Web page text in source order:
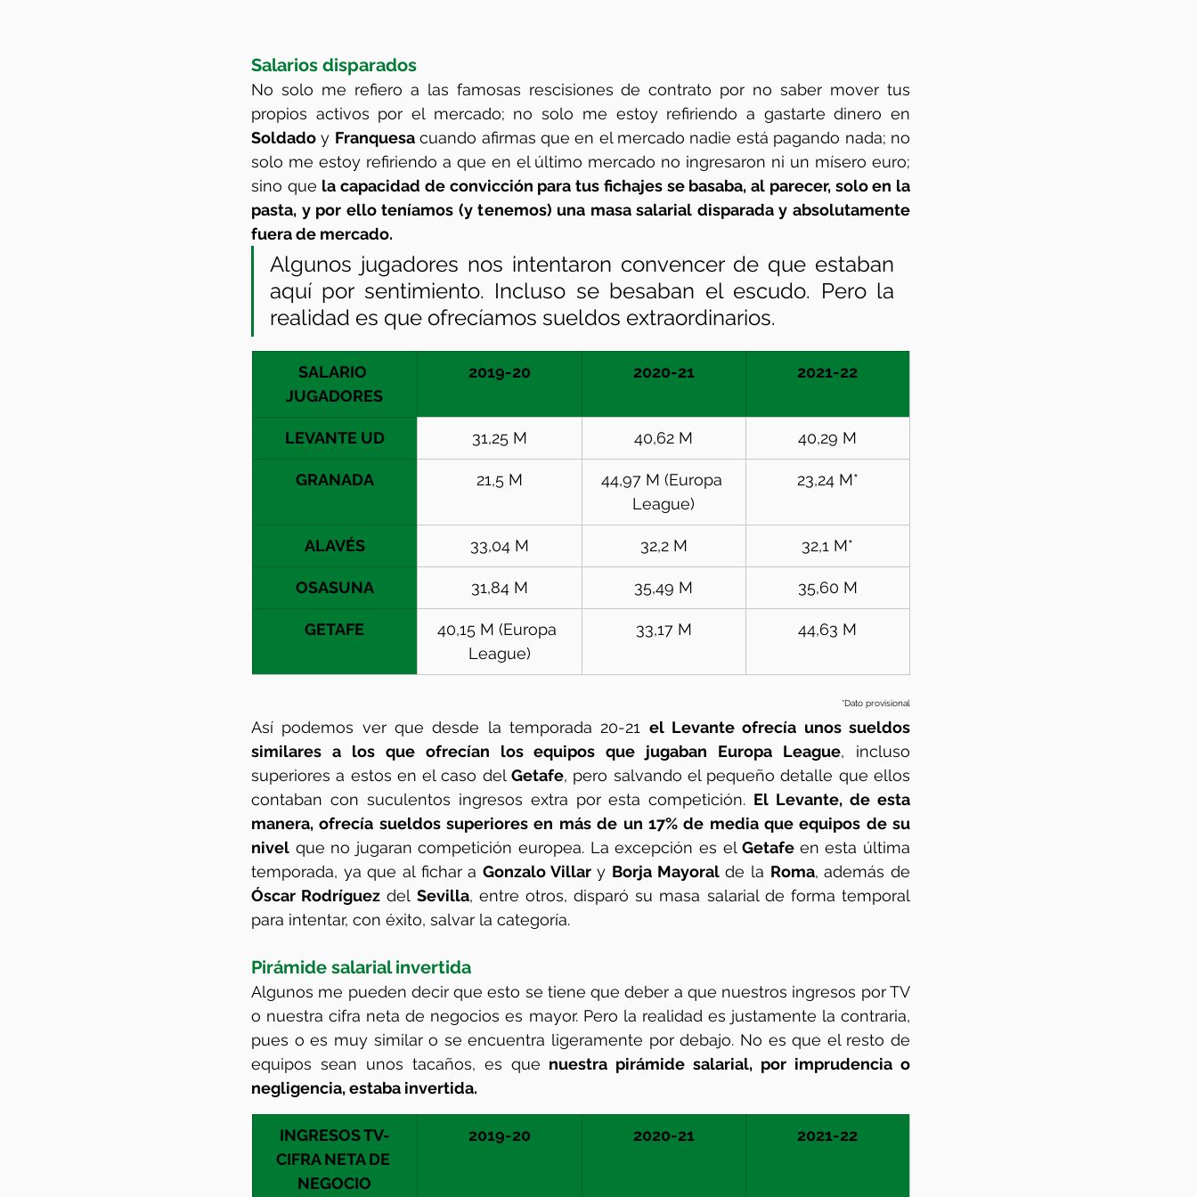
Salarios disparados
No solo me refiero a las famosas rescisiones de contrato por no saber mover tus
Soldado y Franquesa cuando afirmas que en el mercado nadie está pagando nada; no
solo me estoy refiriendo a que en el último mercado no ingresaron ni un mísero euro;
sino que la capacidad de convicción para tus fichajes se basaba, al parecer, solo en la
pasta, y por ello teníamos (y tenemos) una masa salarial disparada y absolutamente
fuera de mercado.
Algunos jugadores nos intentaron convencer de que estaban
aquí por sentimiento. Incluso se besaban el escudo. Pero la
realidad es que ofrecíamos sueldos extraordinarios.
SALARIO
JUGADORES
2019-20 2020-21 2021-22
LEVANTE UD 31,25 M 40,62 M 40,29 M
GRANADA 21,5 M
44,97 M (Europa
League)
23,24 M*
ALAVÉS 33,04 M 32,2 M 32,1 M*
OSASUNA 31,84 M 35,49 M 35,60 M
GETAFE
40,15 M (Europa
League)
33,17 M 44,63 M
*Dato provisional
Así podemos ver que desde la temporada 20-21 el Levante ofrecía unos sueldos
similares a los que ofrecían los equipos que jugaban Europa League, incluso
superiores a estos en el caso del Getafe, pero salvando el pequeño detalle que ellos
contaban con suculentos ingresos extra por esta competición. El Levante, de esta
manera, ofrecía sueldos superiores en más de un 17% de media que equipos de su
nivel que no jugaran competición europea. La excepción es el Getafe en esta última
temporada, ya que al fichar a Gonzalo Villar y Borja Mayoral de la Roma
Óscar Rodríguez del Sevilla, entre otros, disparó su masa salarial de forma temporal
para intentar, con éxito, salvar la categoría.
Pirámide salarial invertida
Algunos me pueden decir que esto se tiene que deber a que nuestros ingresos por TV
o nuestra cifra neta de negocios es mayor. Pero la realidad es justamente la contraria,
pues o es muy similar o se encuentra ligeramente por debajo. No es que el resto de
equipos sean unos tacaños, es que nuestra pirámide salarial, por imprudencia o
negligencia, estaba invertida.
INGRESOS TV-
CIFRA NETA DE
NEGOCIO
2019-20 2020-21 2021-22